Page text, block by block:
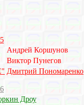
Андрей Коршунов
Виктор Пунегов
Дмитрий Пономаренко
Дроу